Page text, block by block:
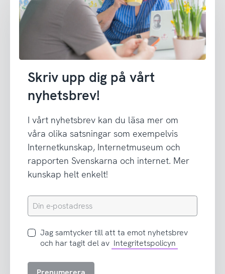
Skriv upp dig på vårt
nyhetsbrev!
I vårt nyhetsbrev kan du läsa mer om
våra olika satsningar som exempelvis
Internetkunskap, Internetmuseum och
rapporten Svenskarna och internet. Mer
kunskap helt enkelt!
Din
e-
Jag
samtycker
att
Jag samtycker till att ta emot nyhetsbrev
och har tagit del av Integritetspolicyn